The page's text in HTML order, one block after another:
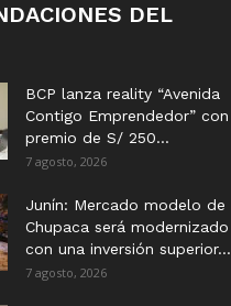
DEL
BCP lanza reality “Avenida
Contigo Emprendedor” con
premio de S/ 250...
7 agosto, 2026
Junín: Mercado modelo de
Chupaca será modernizado
con una inversión superior...
7 agosto, 2026